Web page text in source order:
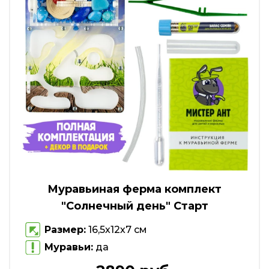
Муравьиная ферма комплект
"Солнечный день" Старт
Размер: 16,5х12х7 см
Муравьи: да